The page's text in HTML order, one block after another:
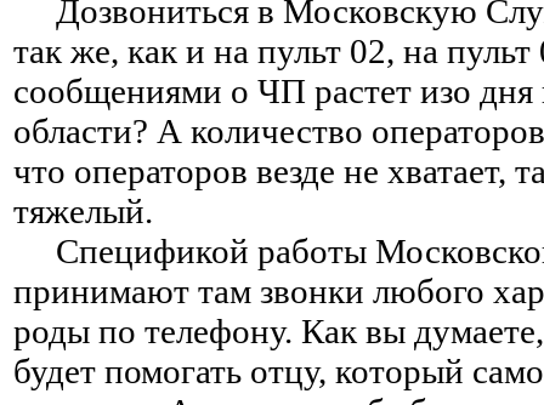
Дозвониться в Московскую
так же, как и на пульт 02, на
сообщениями о ЧП растет изо
области? А количество
что операторов везде не хватает,
тяжелый.
Спецификой работы
принимают там звонки любого
роды по телефону. Как вы
будет помогать отцу, который